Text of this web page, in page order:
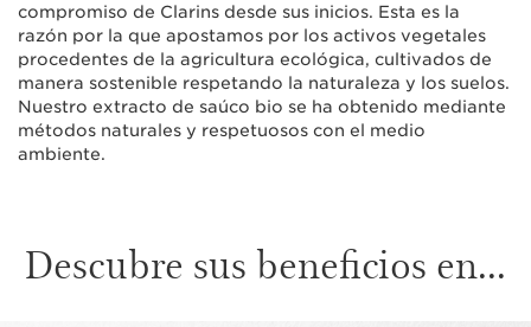
compromiso de Clarins desde sus inicios. Esta es la
razón por la que apostamos por los activos vegetales
procedentes de la agricultura ecológica, cultivados de
manera sostenible respetando la naturaleza y los suelos.
Nuestro extracto de saúco bio se ha obtenido mediante
métodos naturales y respetuosos con el medio
ambiente.
Descubre sus beneficios en...